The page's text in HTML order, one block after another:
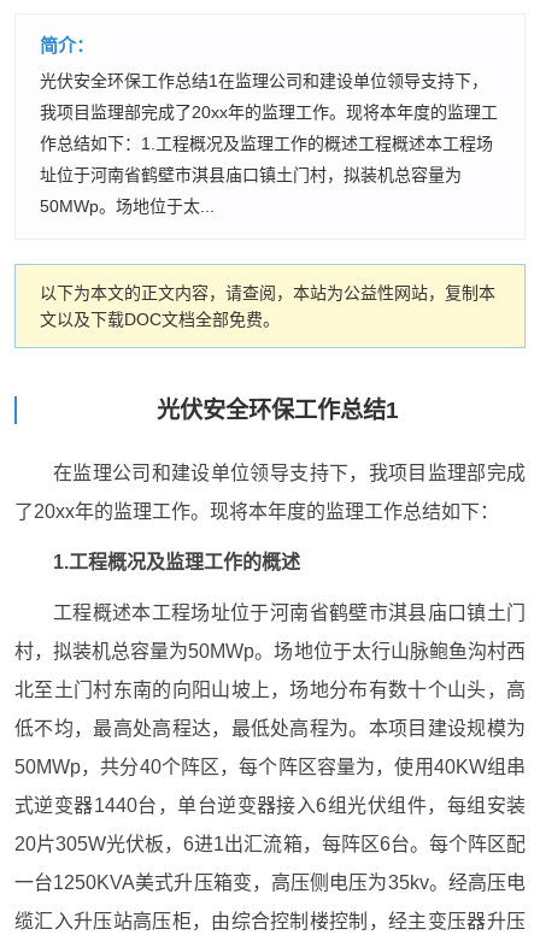
简介：
光伏安全环保工作总结1在监理公司和建设单位领导支持下，
我项目监理部完成了20xx年的监理工作。现将本年度的监理工
作总结如下：1.工程概况及监理工作的概述工程概述本工程场
址位于河南省鹤壁市淇县庙口镇土门村，拟装机总容量为
50MWp。场地位于太...
以下为本文的正文内容，请查阅，本站为公益性网站，复制本
文以及下载DOC文档全部免费。
光伏安全环保工作总结1
在监理公司和建设单位领导支持下，我项目监理部完成
了20xx年的监理工作。现将本年度的监理工作总结如下：
1.工程概况及监理工作的概述
工程概述本工程场址位于河南省鹤壁市淇县庙口镇土门
村，拟装机总容量为50MWp。场地位于太行山脉鲍鱼沟村西
北至土门村东南的向阳山坡上，场地分布有数十个山头，高
低不均，最高处高程达，最低处高程为。本项目建设规模为
50MWp，共分40个阵区，每个阵区容量为，使用40KW组串
式逆变器1440台，单台逆变器接入6组光伏组件，每组安装
20片305W光伏板，6进1出汇流箱，每阵区6台。每个阵区配
一台1250KVA美式升压箱变，高压侧电压为35kv。经高压电
缆汇入升压站高压柜，由综合控制楼控制，经主变压器升压